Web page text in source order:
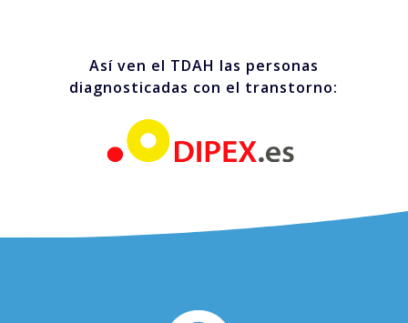
Así ven el TDAH las personas
diagnosticadas con el transtorno: